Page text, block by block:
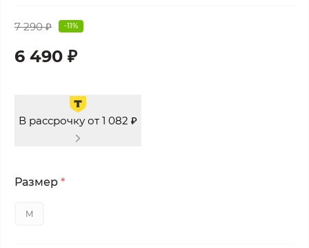
7 290 ₽ -11%
6 490 ₽
В рассрочку от 1 082 ₽
Размер *
M